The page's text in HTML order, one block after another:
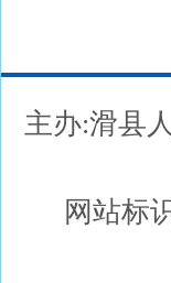
主办:滑县
网站标